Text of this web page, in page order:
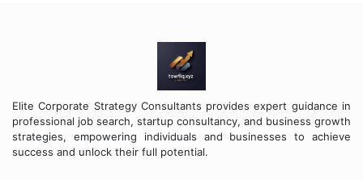
Elite Corporate Strategy Consultants provides expert guidance in
professional job search, startup consultancy, and business growth
strategies, empowering individuals and businesses to achieve
success and unlock their full potential.